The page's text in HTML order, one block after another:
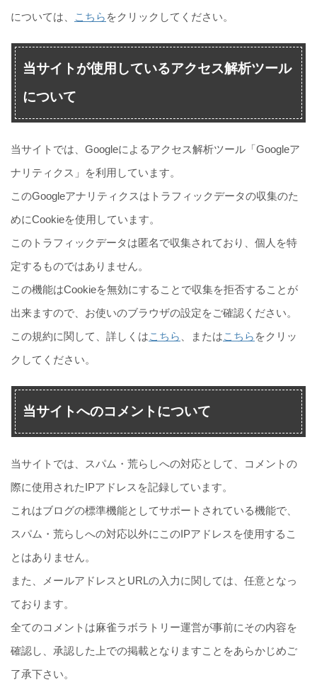
については、
こちら をクリックしてください。
当サイトが使用しているアクセス解析ツール
について
当サイトでは、Googleによるアクセス解析ツール「Googleア
ナリティクス」を利用しています。
このGoogleアナリティクスはトラフィックデータの収集のた
めにCookieを使用しています。
このトラフィックデータは匿名で収集されており、個人を特
定するものではありません。
この機能はCookieを無効にすることで収集を拒否することが
出来ますので、お使いのブラウザの設定をご確認ください。
この規約に関して、詳しくはこちら 、またはこちら をクリッ
クしてください。
当サイトへのコメントについて
当サイトでは、スパム・荒らしへの対応として、コメントの
際に使用されたIPアドレスを記録しています。
これはブログの標準機能としてサポートされている機能で、
スパム・荒らしへの対応以外にこのIPアドレスを使用するこ
とはありません。
また、メールアドレスとURLの入力に関しては、任意となっ
ております。
全てのコメントは麻雀ラボラトリー運営が事前にその内容を
確認し、承認した上での掲載となりますことをあらかじめご
了承下さい。